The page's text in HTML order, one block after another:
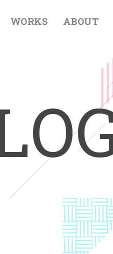
WORKS ABOUT
O